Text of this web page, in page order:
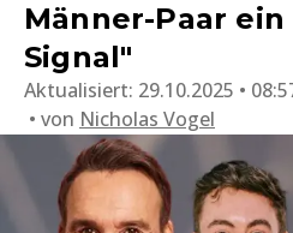
Männer-Paar
Signal"
Aktualisiert: 29.10.2025 •
von Nicholas Vogel